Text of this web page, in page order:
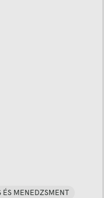
ÉS MENEDZSMENT